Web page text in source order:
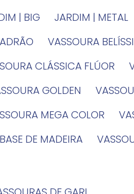
| BIG JARDIM | METAL
VASSOURA
CLÁSSICA FLÚOR
GOLDEN
MEGA COLOR
DE MADEIRA